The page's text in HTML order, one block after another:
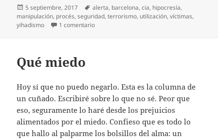
Publicado
el
5 septiembre, 2017 Etiquetas
alerta, barcelona,cia, hipocresía,
manipulación, procés,seguridad,terrorismo, utilización,víctimas,
yihadismo
1 comentarioen Alertas o así
Qué miedo
Hoy sí que no puedo negarlo. Esta es la columna de
un cuñado. Escribiré sobre lo que no sé. Peor que
eso, seguramente lo haré desde los prejuicios
alimentados por el miedo. Confieso que es todo lo
que hallo al palparme los bolsillos del alma: un